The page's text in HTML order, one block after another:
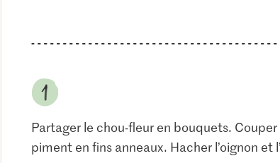
Partager le chou-fleur en bouquets.
piment en fins anneaux. Hacher l’oignon et